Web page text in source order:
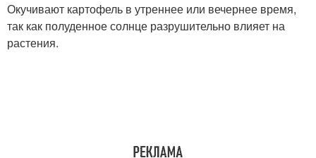
Окучивают картофель в утреннее или вечернее время,
так как полуденное солнце разрушительно влияет на
растения.